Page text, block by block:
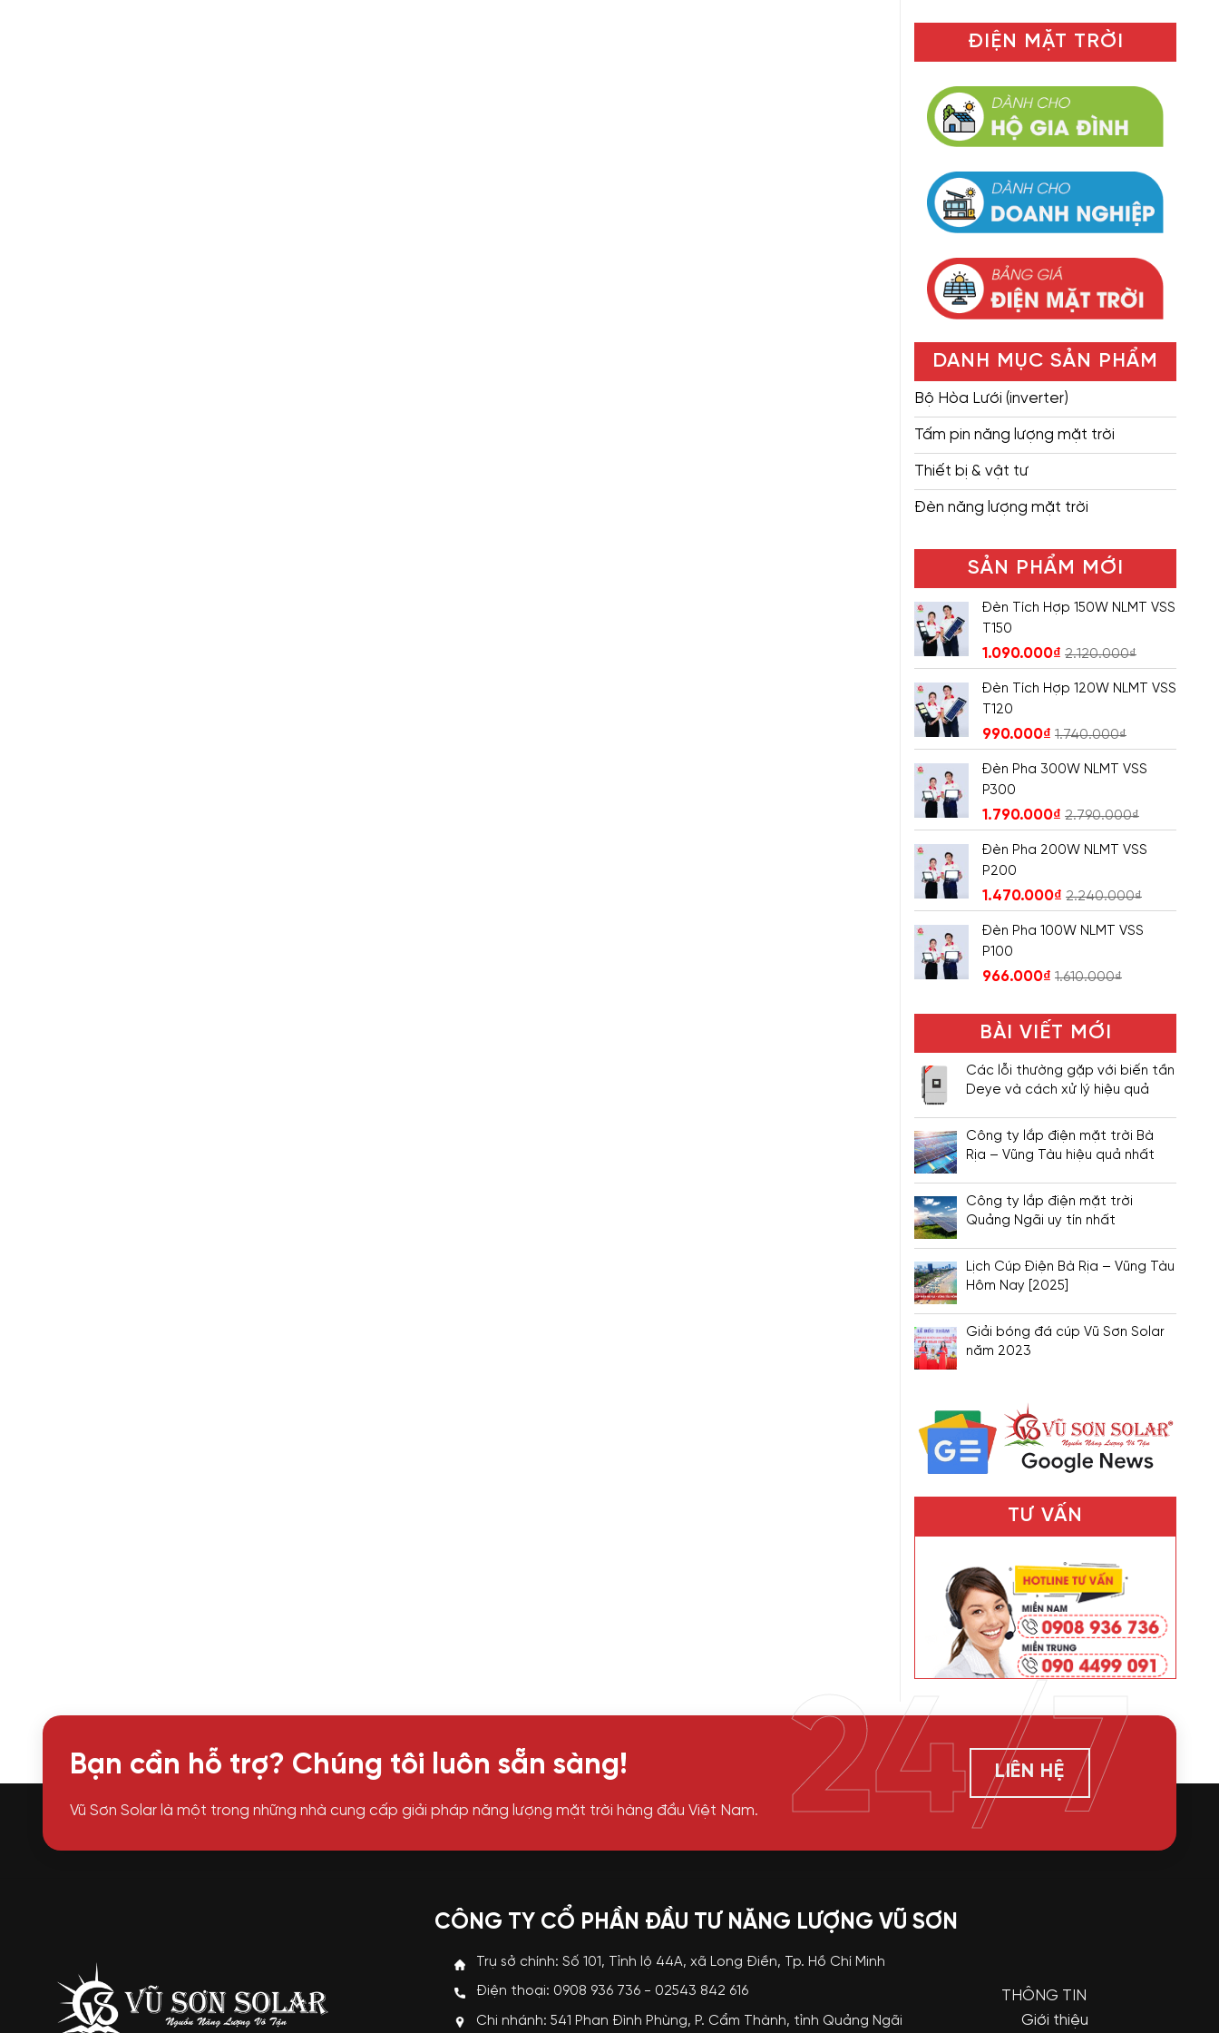
ĐIỆN MẶT TRỜI
DANH MỤC SẢN PHẨM
Bộ Hòa Lưới (inverter)
Tấm pin năng lượng mặt trời
Thiết bị & vật tư
Đèn năng lượng mặt trời
SẢN PHẨM MỚI
Đèn Tích Hợp 150W NLMT VSS
T150
1.090.000₫ 2.120.000₫
Đèn Tích Hợp 120W NLMT VSS
T120
990.000₫ 1.740.000₫
Đèn Pha 300W NLMT VSS
P300
1.790.000₫ 2.790.000₫
Đèn Pha 200W NLMT VSS
P200
1.470.000₫ 2.240.000₫
Đèn Pha 100W NLMT VSS
P100
966.000₫ 1.610.000₫
BÀI VIẾT MỚI
Các lỗi thường gặp với biến tần
Deye và cách xử lý hiệu quả
Công ty lắp điện mặt trời Bà
Rịa – Vũng Tàu hiệu quả nhất
Công ty lắp điện mặt trời
Quảng Ngãi uy tín nhất
Lịch Cúp Điện Bà Rịa – Vũng Tàu
Hôm Nay [2025]
Giải bóng đá cúp Vũ Sơn Solar
năm 2023
TƯ VẤN
Bạn cần hỗ trợ? Chúng tôi luôn sẵn sàng!
Vũ Sơn Solar là một trong những nhà cung cấp giải pháp năng lượng mặt trời hàng đầu Việt Nam.
LIÊN HỆ
24/7
CÔNG TY CỔ PHẦN ĐẦU TƯ NĂNG LƯỢNG VŨ SƠN
Trụ sở chính: Số 101, Tỉnh lộ 44A, xã Long Điền, Tp. Hồ Chí Minh
Điện thoại: 0908 936 736 - 02543 842 616
Chi nhánh: 541 Phan Đình Phùng, P. Cẩm Thành, tỉnh Quảng Ngãi
THÔNG TIN
Giới thiệu